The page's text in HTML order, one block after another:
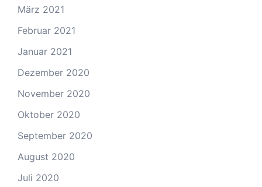
März 2021
Februar 2021
Januar 2021
Dezember 2020
November 2020
Oktober 2020
September 2020
August 2020
Juli 2020